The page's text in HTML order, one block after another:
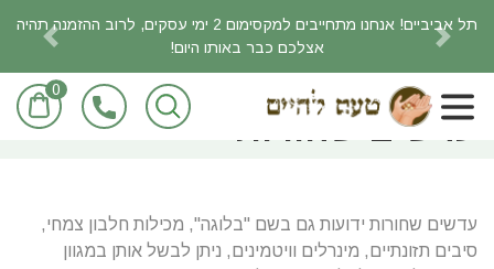
תל אביביים! אנחנו מתחייבים למקסימום 2 ימי עסקים, לרוב ההזמנה תהיה
אצלכם כבר באותו היום!
Next
0 ראשי מוצרי מזון/מכולת
עדשים שחורות
עדשים שחורות ידועות גם בשם "בלוגה", מכילות חלבון צמחי,
סיבים תזונתיים, מינרלים וויטמינים, ניתן לבשל אותן במגוון